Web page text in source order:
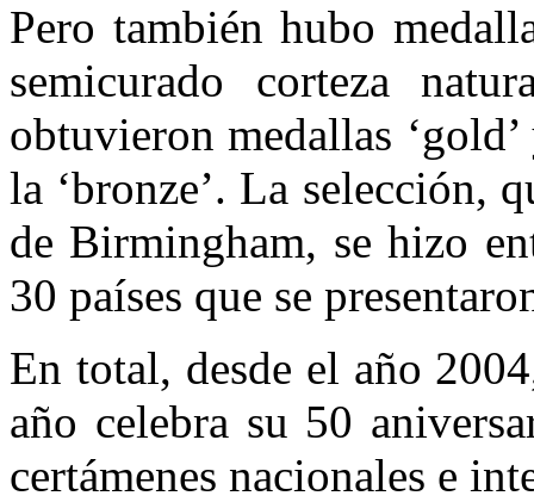
Pero también hubo
semicurado corteza
obtuvieron medallas
la ‘bronze’. La selección,
de Birmingham, se hizo
30 países que se
En total, desde el año
año celebra su 50
certámenes nacionales e